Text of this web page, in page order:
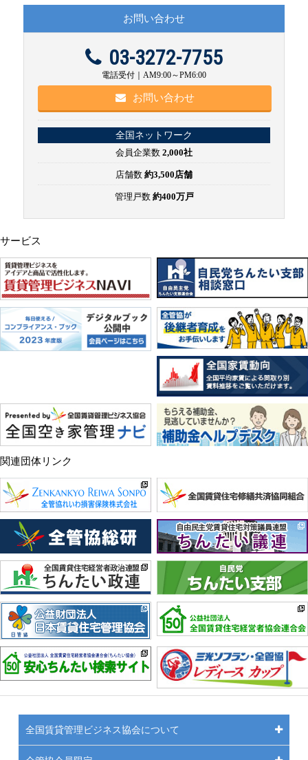
お問い合わせ
03-3272-7755
電話受付｜AM9:00～PM6:00
お問い合わせ
全国ネットワーク
会員企業数 2,000社
店舗数 約3,500店舗
管理戸数 約400万戸
サービス
関連団体リンク
全国賃貸管理ビジネス協会について